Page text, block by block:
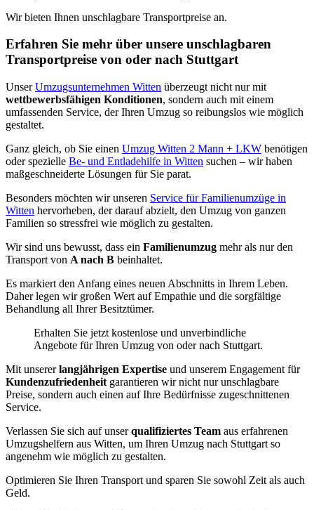
Wir bieten Ihnen unschlagbare Transportpreise an.
Erfahren Sie mehr über unsere unschlagbaren
Transportpreise von oder nach Stuttgart
UnserUmzugsunternehmen Witten überzeugt nicht nur mit
wettbewerbsfähigen Konditionen, sondern auch mit einem
umfassenden Service, der Ihren Umzug so reibungslos wie möglich
gestaltet.
Ganz gleich, ob Sie einen Umzug Witten 2 Mann + LKW benötigen
oder spezielle Be- und Entladehilfe in Witten suchen – wir haben
maßgeschneiderte Lösungen für Sie parat.
Besonders möchten wir unseren Service für Familienumzüge in
Witten hervorheben, der darauf abzielt, den Umzug von ganzen
Familien so stressfrei wie möglich zu gestalten.
Wir sind uns bewusst, dass ein Familienumzug mehr als nur den
Transport von A nach B beinhaltet.
Es markiert den Anfang eines neuen Abschnitts in Ihrem Leben.
Daher legen wir großen Wert auf Empathie und die sorgfältige
Behandlung all Ihrer Besitztümer.
Erhalten Sie jetzt kostenlose und unverbindliche
Angebote für Ihren Umzug von oder nach Stuttgart.
Mit unsererlangjährigen Expertise und unserem Engagement für
Kundenzufriedenheit garantieren wir nicht nur unschlagbare
Preise, sondern auch einen auf Ihre Bedürfnisse zugeschnittenen
Service.
Verlassen Sie sich auf unserqualifiziertes Team aus erfahrenen
Umzugshelfern aus Witten, um Ihren Umzug nach Stuttgart so
angenehm wie möglich zu gestalten.
Optimieren Sie Ihren Transport und sparen Sie sowohl Zeit als auch
Geld.